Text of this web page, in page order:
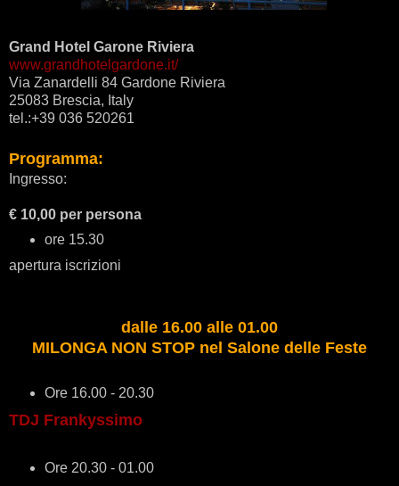
Grand Hotel Garone Riviera
www.grandhotelgardone.it/
Via Zanardelli 84 Gardone Riviera
25083 Brescia, Italy
tel.:+39 036 520261
Programma:
Ingresso:
€ 10,00 per persona
ore 15.30
apertura iscrizioni
dalle 16.00 alle 01.00
MILONGA NON STOP nel Salone delle Feste
Ore 16.00 - 20.30
TDJ Frankyssimo
Ore 20.30 - 01.00